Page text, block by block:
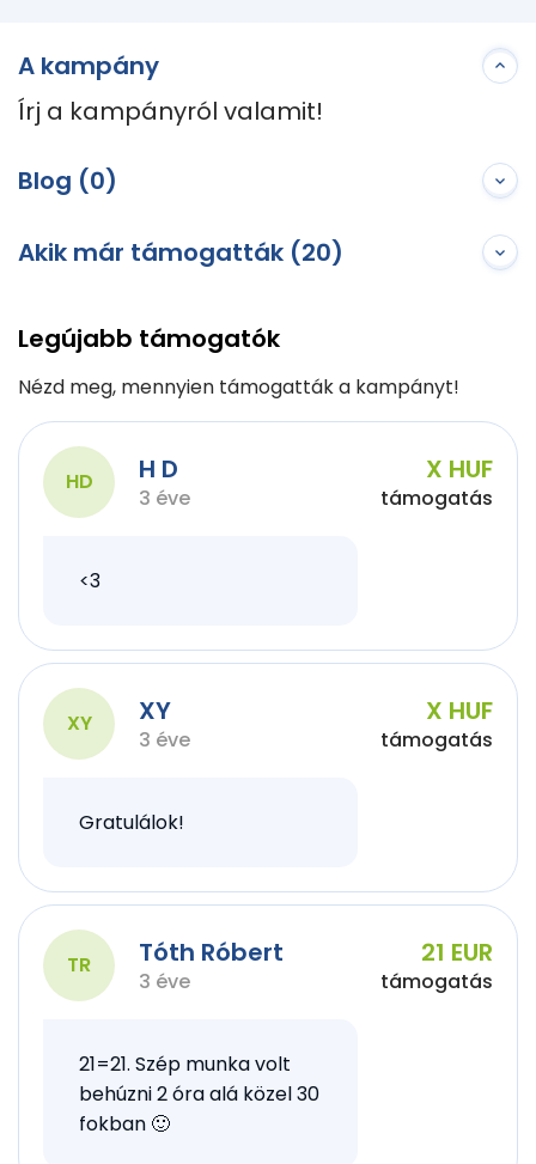
A kampány
Írj a kampányról valamit!
Blog (0)
Akik már támogatták (20)
Legújabb támogatók
Nézd meg, mennyien támogatták a kampányt!
HD H D
3 éve
X HUF
támogatás
<3
XY XY
3 éve
X HUF
támogatás
Gratulálok!
TR Tóth Róbert
3 éve
21 EUR
támogatás
21=21. Szép munka volt
behúzni 2 óra alá közel 30
fokban 🙂